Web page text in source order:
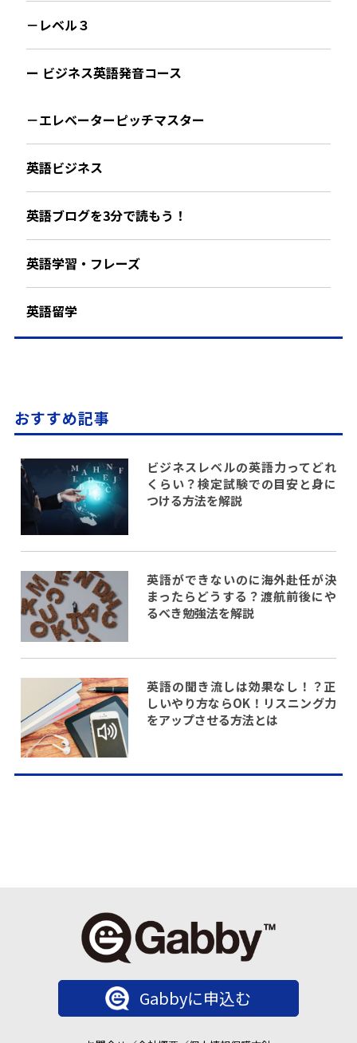
－レベル３
ー ビジネス英語発音コース
－エレベーターピッチマスター
英語ビジネス
英語ブログを3分で読もう！
英語学習・フレーズ
英語留学
おすすめ記事
ビジネスレベルの英語力ってどれ
くらい？検定試験での目安と身に
つける方法を解説
英語ができないのに海外赴任が決
まったらどうする？渡航前後にや
るべき勉強法を解説
英語の聞き流しは効果なし！？正
しいやり方ならOK！リスニング力
をアップさせる方法とは
Gabbyに申込む